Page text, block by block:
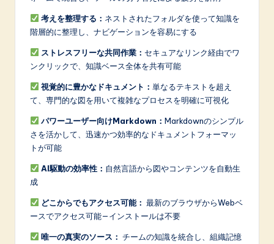
考えを整理する： ネストされたフォルダを使って知識を
階層的に整理し、ナビゲーションを容易にする
ストレスフリーな共同作業： セキュアなリンク経由でワ
ンクリックで、知識ベース全体を共有可能
視覚的に豊かなドキュメント： 単なるテキストを超え
て、専門的な図を用いて複雑なプロセスを明確に可視化
パワーユーザー向けMarkdown： Markdownのシンプル
さを活かして、迅速かつ効率的なドキュメントフォーマッ
トが可能
AI駆動の効率性： 自然言語から図やコンテンツを自動生
成
どこからでもアクセス可能： 最新のブラウザからWebベ
ースでアクセス可能—インストールは不要
唯一の真実のソース： チームの知識を統合し、組織記憶